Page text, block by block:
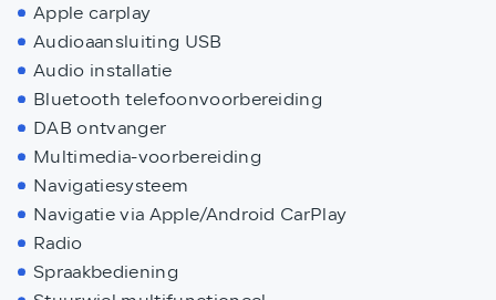
Apple carplay
Audioaansluiting USB
Audio installatie
Bluetooth telefoonvoorbereiding
DAB ontvanger
Multimedia-voorbereiding
Navigatiesysteem
Navigatie via Apple/Android CarPlay
Radio
Spraakbediening